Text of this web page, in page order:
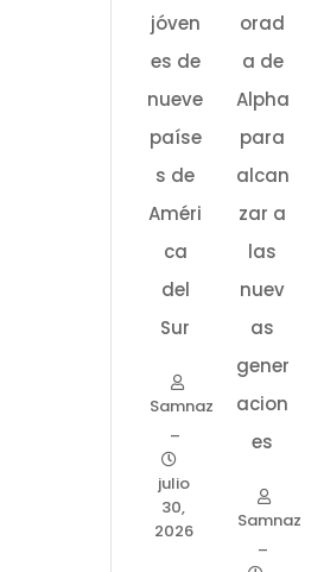
jóven
es de
nueve
paíse
s de
Améri
ca
del
Sur
Samnaz
–
julio
30,
2026
orad
a de
Alpha
para
alcan
zar a
las
nuev
as
gener
acion
es
Samnaz
–